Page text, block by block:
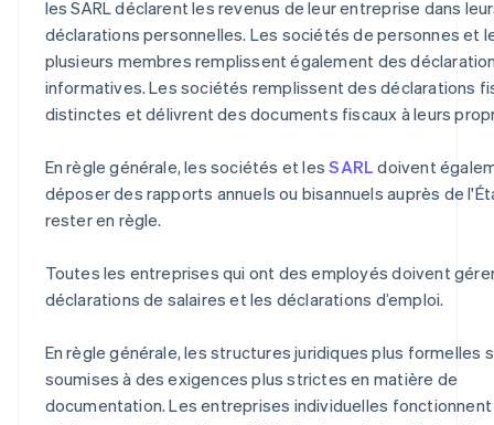
les SARL déclarent les revenus de leur entreprise dans
déclarations personnelles. Les sociétés de personnes et
plusieurs membres remplissent également des
informatives. Les sociétés remplissent des déclarations
distinctes et délivrent des documents fiscaux à leurs
En règle générale, les sociétés et lesSARL doivent
déposer des rapports annuels ou bisannuels auprès de
rester en règle.
Toutes les entreprises qui ont des employés doivent
déclarations de salaires et les déclarations d’emploi.
En règle générale, les structures juridiques plus formelles
soumises à des exigences plus strictes en matière de
documentation. Les entreprises individuelles fonctionnent